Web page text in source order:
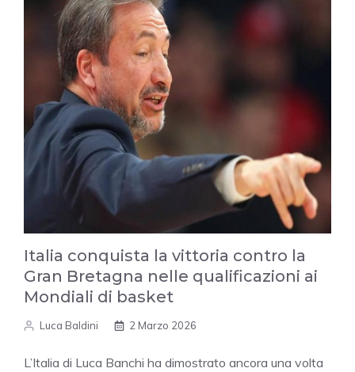
Italia conquista la vittoria contro la
Gran Bretagna nelle qualificazioni ai
Mondiali di basket
Luca Baldini 2 Marzo 2026
L’Italia di Luca Banchi ha dimostrato ancora una volta